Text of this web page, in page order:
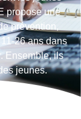
propose une
prévention,
26 ans dans
Ensemble, ils
jeunes.